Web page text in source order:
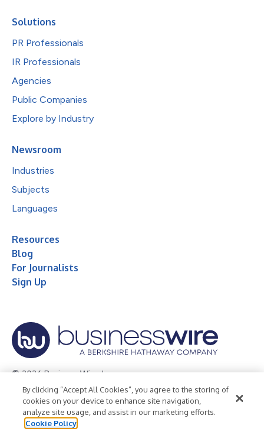
Solutions
PR Professionals
IR Professionals
Agencies
Public Companies
Explore by Industry
Newsroom
Industries
Subjects
Languages
Resources
Blog
For Journalists
Sign Up
© 2026 Business Wire, Inc.
Privacy Policy Cookie Policy
Accessibility Statement
Terms of Use
Legal
By clicking “Accept All Cookies”, you agree to the storing of
cookies on your device to enhance site navigation,
analyze site usage, and assist in our marketing efforts.
Cookie Policy